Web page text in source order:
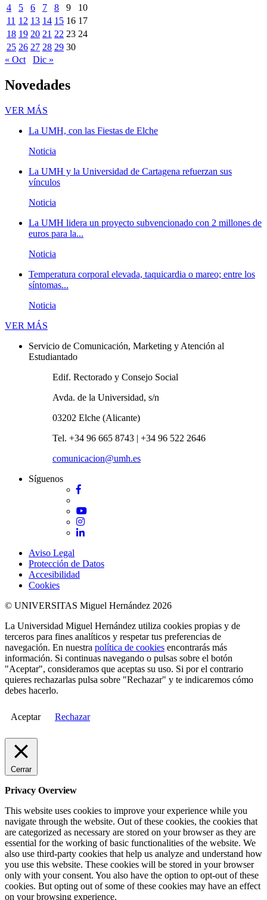
4
5 6 7 8 9
10
11 12 13 14 15 16 17
18 19 20 21 22 23 24
25 26 27 28 29 30
« Oct
Dic »
Novedades
VER MÁS
La UMH, con las Fiestas de Elche
Noticia
La UMH y la Universidad de Cartagena refuerzan sus
vínculos
Noticia
La UMH lidera un proyecto subvencionado con 2 millones de
euros para la...
Noticia
Temperatura corporal elevada, taquicardia o mareo; entre los
síntomas...
Noticia
VER MÁS
Servicio de Comunicación, Marketing y Atención al
Estudiantado
Edif. Rectorado y Consejo Social
Avda. de la Universidad, s/n
03202 Elche (Alicante)
Tel. +34 96 665 8743 | +34 96 522 2646
comunicacion@umh.es
Síguenos
Facebook
YouTube
Instagram
LinkedIn
Aviso Legal
Protección de Datos
Accesibilidad
Cookies
© UNIVERSITAS Miguel Hernández 2026
La Universidad Miguel Hernández utiliza cookies propias y de
terceros para fines analíticos y respetar tus preferencias de
navegación. En nuestra política de cookies encontrarás más
información. Si continuas navegando o pulsas sobre el botón
"Aceptar", consideramos que aceptas su uso. Si por el contrario
quieres rechazarlas pulsa sobre "Rechazar" y te indicaremos cómo
debes hacerlo.
Aceptar Rechazar
Cerrar
Privacy Overview
This website uses cookies to improve your experience while you
navigate through the website. Out of these cookies, the cookies that
are categorized as necessary are stored on your browser as they are
essential for the working of basic functionalities of the website. We
also use third-party cookies that help us analyze and understand how
you use this website. These cookies will be stored in your browser
only with your consent. You also have the option to opt-out of these
cookies. But opting out of some of these cookies may have an effect
on your browsing experience.